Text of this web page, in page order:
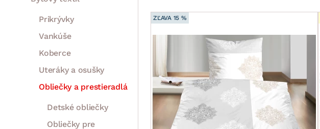
Prikrývky
Vankúše
Koberce
Uteráky a osušky
Obliečky a prestieradlá
Detské obliečky
Obliečky pre
ZĽAVA 15 %